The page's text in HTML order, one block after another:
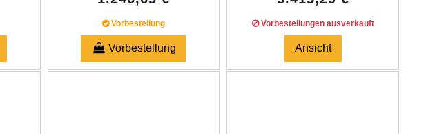
Vorbestellung
Vorbestellung
Vorbestellungen ausverkauft
Ansicht